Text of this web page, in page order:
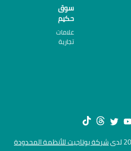
سوق
حكيم
علامات
تجارية
شركة يوتاجيت للأنظمة المحدودة